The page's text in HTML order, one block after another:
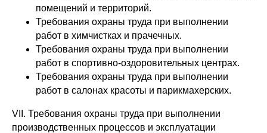
помещений и территорий.
Требования охраны труда при выполнении
работ в химчистках и прачечных.
Требования охраны труда при выполнении
работ в спортивно-оздоровительных центрах.
Требования охраны труда при выполнении
работ в салонах красоты и парикмахерских.
VII. Требования охраны труда при выполнении
производственных процессов и эксплуатации